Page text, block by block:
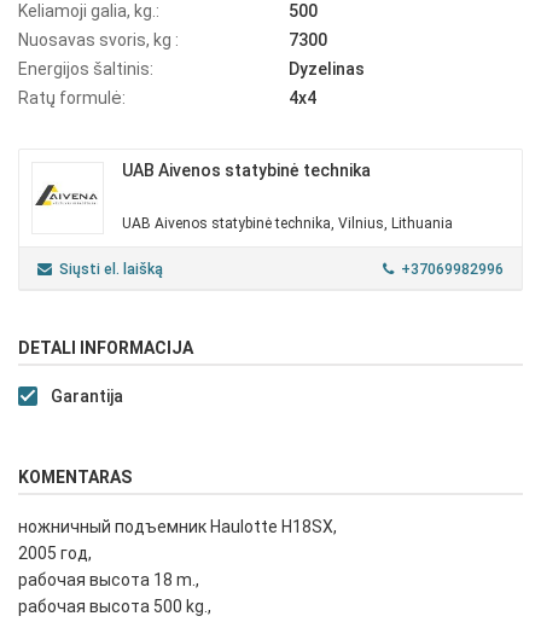
Keliamoji galia, kg.:
500
Nuosavas svoris, kg :
7300
Energijos šaltinis:
Dyzelinas
Ratų formulė:
4x4
UAB Aivenos statybinė technika
UAB Aivenos statybinė technika, Vilnius, Lithuania
Siųsti el. laišką +37069982996
DETALI INFORMACIJA
Garantija
KOMENTARAS
ножничный подъемник Haulotte H18SX,
2005 год,
рабочая высота 18 m.,
рабочая высота 500 kg.,